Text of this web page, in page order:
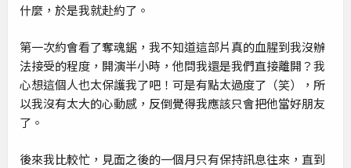
什麼，於是我就赴約了。
第一次約會看了奪魂鋸，我不知道這部片真的血腥到我沒辦
法接受的程度，開演半小時，他問我還是我們直接離開？我
心想這個人也太保護我了吧！可是有點太過度了（笑），所
以我沒有太大的心動感，反倒覺得我應該只會把他當好朋友
了。
後來我比較忙，見面之後的一個月只有保持訊息往來，直到